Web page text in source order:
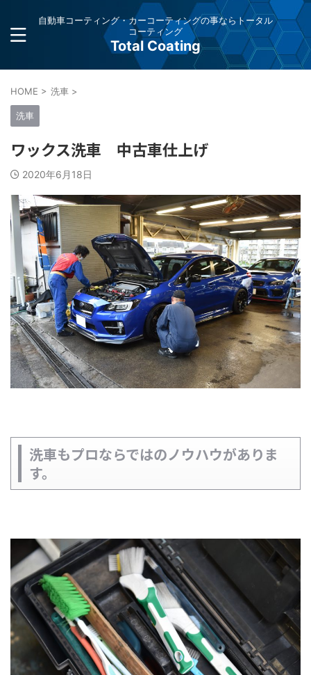
自動車コーティング・カーコーティングの事ならトータル
コーティング
Total Coating
HOME > 洗車 >
洗車
ワックス洗車 中古車仕上げ
2020年6月18日
洗車もプロならではのノウハウがありま
す。